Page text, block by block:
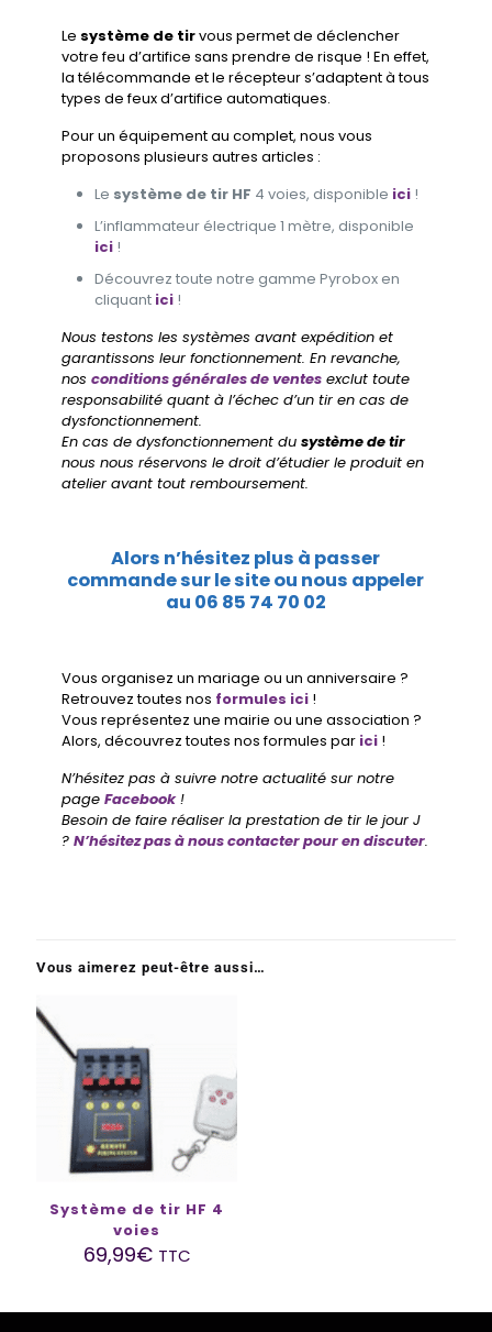
Le système de tirvous permet de déclencher
votre feu d’artifice sans prendre de risque ! En effet,
la télécommande et le récepteur s’adaptent à tous
types de feux d’artifice automatiques.
Pour un équipement au complet, nous vous
proposons plusieurs autres articles :
Le système de tir HF 4 voies, disponible ici !
L’inflammateur électrique 1 mètre, disponible
ici !
Découvrez toute notre gamme Pyrobox en
cliquant ici !
Nous testons les systèmes avant expédition et
garantissons leur fonctionnement. En revanche,
nosconditions générales de ventes exclut toute
responsabilité quant à l’échec d’un tir en cas de
dysfonctionnement.
En cas de dysfonctionnement dusystème de tir
nous nous réservons le droit d’étudier le produit en
atelier avant tout remboursement.
Alors n’hésitez plus à passer
commande sur le site ou nous appeler
au 06 85 74 70 02
Vous organisez un mariage ou un anniversaire ?
Retrouvez toutes nos formules ici !
Vous représentez une mairie ou une association ?
Alors, découvrez toutes nos formules par ici !
N’hésitez pas à suivre notre actualité sur notre
pageFacebook!
Besoin de faire réaliser la prestation de tir le jour J
?N’hésitez pas à nous contacter pour en discuter.
Vous aimerez peut-être aussi…
Système de tir HF 4
voies
69,99€ TTC